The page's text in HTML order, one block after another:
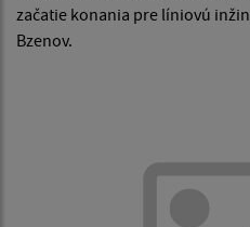
začatie konania pre líniovú
Bzenov.